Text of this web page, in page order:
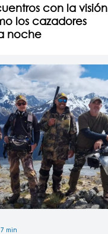
con la visión
los cazadores
noche
7 min